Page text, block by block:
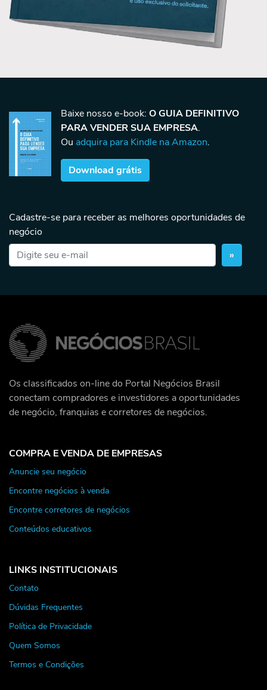
Baixe nosso e-book: O GUIA DEFINITIVO
PARA VENDER SUA EMPRESA.
Ou adquira para Kindle na Amazon.
Download grátis
Cadastre-se para receber as melhores oportunidades de
negócio
»
Os classificados on-line do Portal Negócios Brasil
conectam compradores e investidores a oportunidades
de negócio, franquias e corretores de negócios.
COMPRA E VENDA DE EMPRESAS
Anuncie seu negócio
Encontre negócios à venda
Encontre corretores de negócios
Conteúdos educativos
LINKS INSTITUCIONAIS
Contato
Dúvidas Frequentes
Política de Privacidade
Quem Somos
Termos e Condições